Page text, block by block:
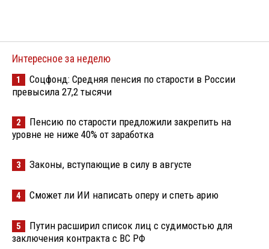
Интересное за неделю
1
Соцфонд: Средняя пенсия по старости в России
превысила 27,2 тысячи
2
Пенсию по старости предложили закрепить на
уровне не ниже 40% от заработка
3 Законы, вступающие в силу в августе
4 Сможет ли ИИ написать оперу и спеть арию
5
Путин расширил список лиц с судимостью для
заключения контракта с ВС РФ